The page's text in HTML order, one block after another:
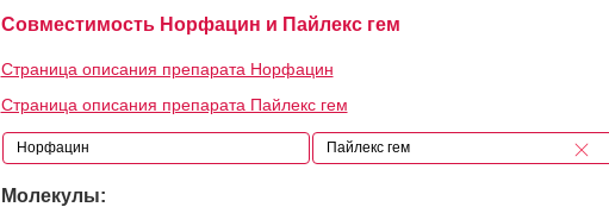
Совместимость Норфацин и Пайлекс гем
Страница описания препарата Норфацин
Страница описания препарата Пайлекс гем
Молекулы: